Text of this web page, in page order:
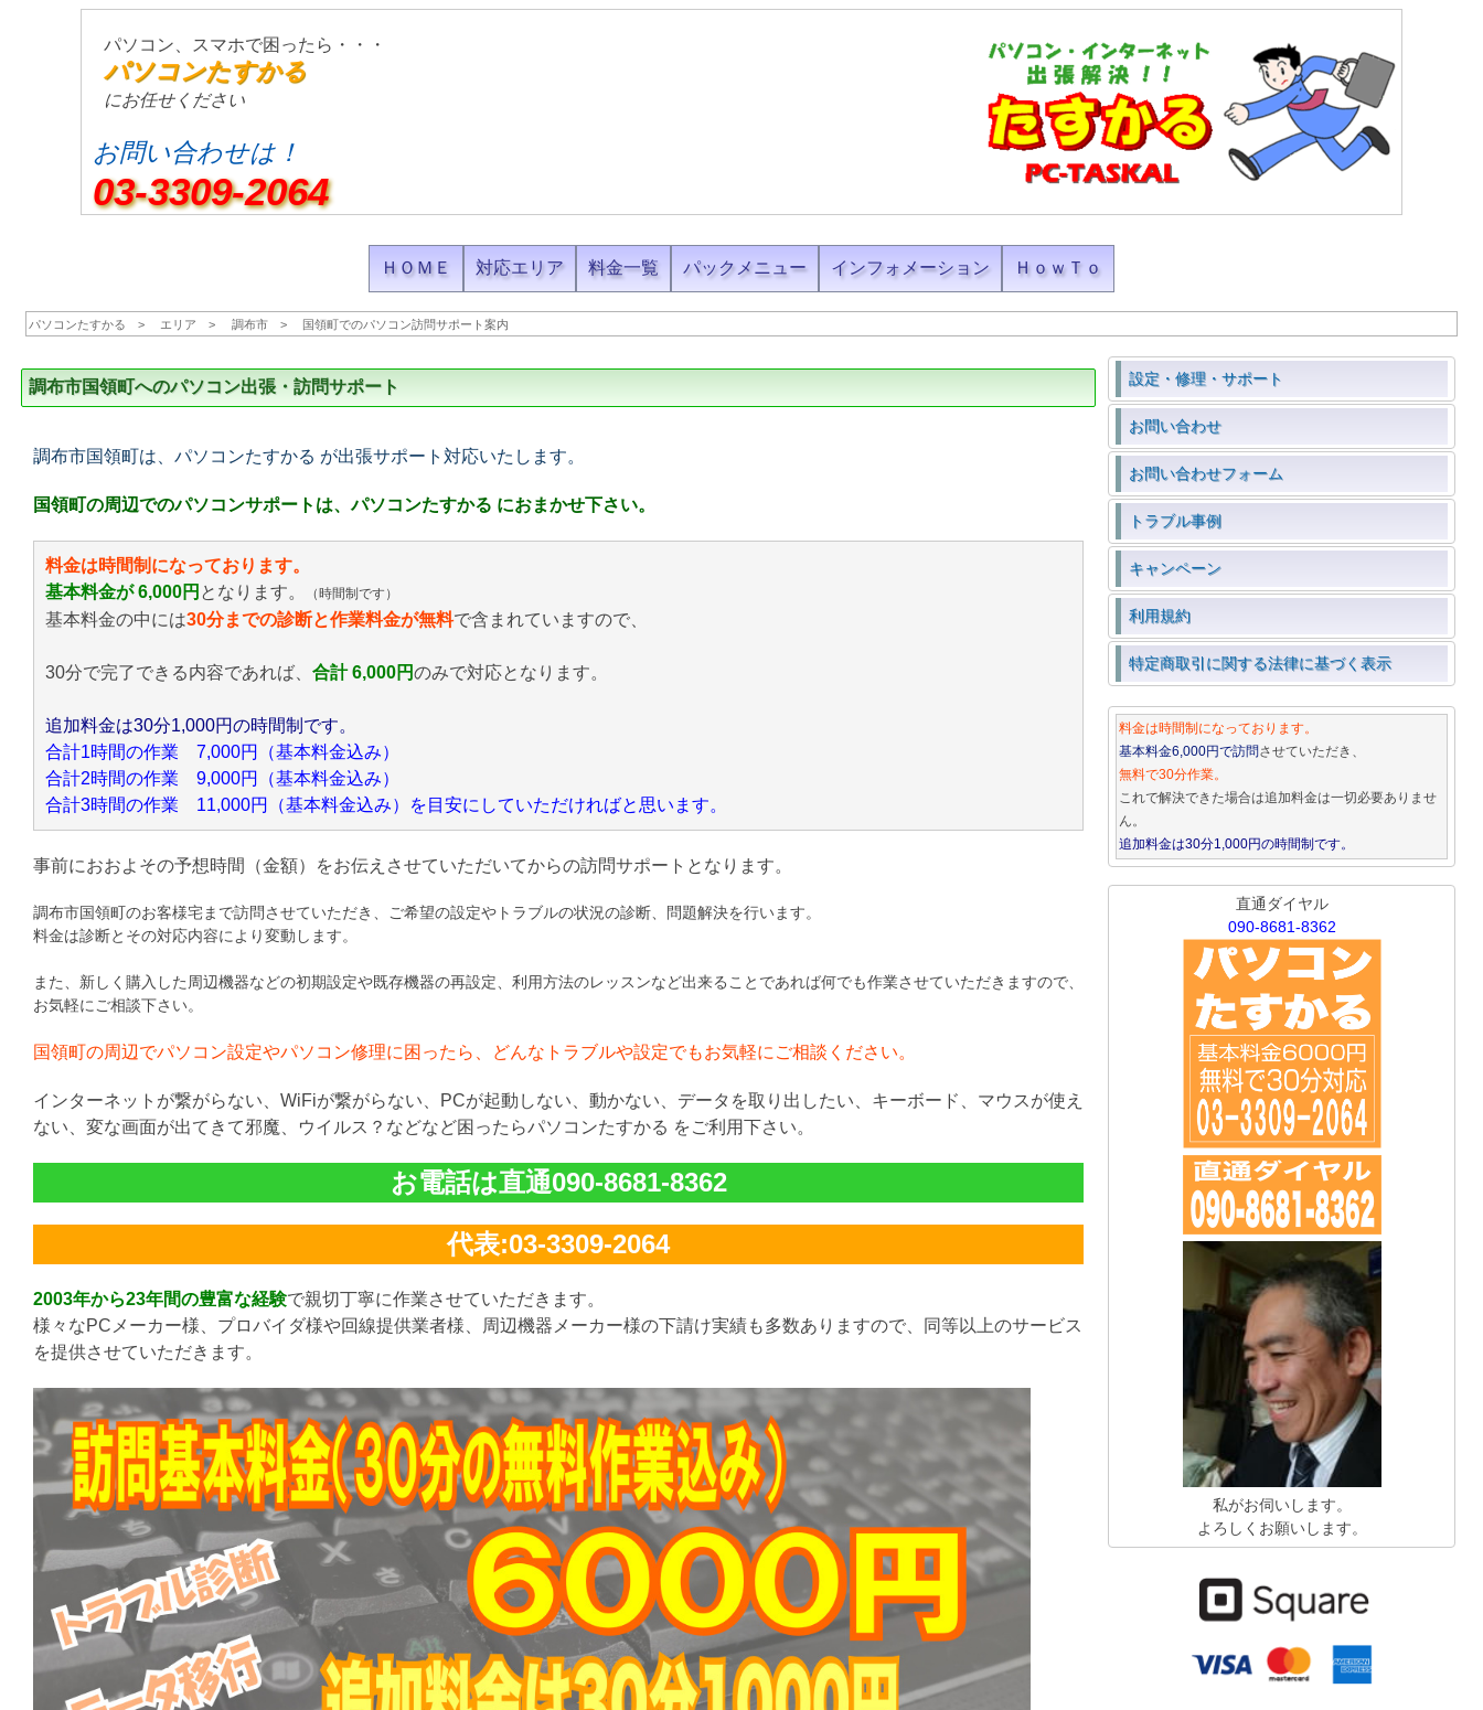
パソコン、スマホで困ったら・・・
パソコンたすかる
にお任せください
お問い合わせは！
03-3309-2064
ＨＯＭＥ 対応エリア 料金一覧 パックメニュー インフォメーション ＨｏｗＴｏ
パソコンたすかる エリア 調布市 国領町でのパソコン訪問サポート案内
調布市国領町へのパソコン出張・訪問サポート
調布市国領町は、パソコンたすかる が出張サポート対応いたします。
国領町の周辺でのパソコンサポートは、パソコンたすかる におまかせ下さい。
料金は時間制になっております。
基本料金が 6,000円 となります。 （時間制です）
基本料金の中には30分までの診断と作業料金が無料で含まれていますので、
30分で完了できる内容であれば、 合計 6,000円のみで対応となります。
追加料金は30分1,000円の時間制です。
合計1時間の作業 7,000円（基本料金込み）
合計2時間の作業 9,000円（基本料金込み）
合計3時間の作業 11,000円（基本料金込み）を目安にしていただければと思います。
事前におおよその予想時間（金額）をお伝えさせていただいてからの訪問サポートとなります。
調布市国領町のお客様宅まで訪問させていただき、ご希望の設定やトラブルの状況の診断、問題解決を行います。
料金は診断とその対応内容により変動します。
また、新しく購入した周辺機器などの初期設定や既存機器の再設定、利用方法のレッスンなど出来ることであれば何でも作業させていただきますので、
お気軽にご相談下さい。
国領町の周辺でパソコン設定やパソコン修理に困ったら、どんなトラブルや設定でもお気軽にご相談ください。
インターネットが繋がらない、WiFiが繋がらない、PCが起動しない、動かない、データを取り出したい、キーボード、マウスが使え
ない、変な画面が出てきて邪魔、ウイルス？などなど困ったらパソコンたすかる をご利用下さい。
お電話は直通090-8681-8362
代表:03-3309-2064
2003年から23年間の豊富な経験で親切丁寧に作業させていただきます。
様々なPCメーカー様、プロバイダ様や回線提供業者様、周辺機器メーカー様の下請け実績も多数ありますので、同等以上のサービス
を提供させていただきます。
設定・修理・サポート
お問い合わせ
お問い合わせフォーム
トラブル事例
キャンペーン
利用規約
特定商取引に関する法律に基づく表示
料金は時間制になっております。
基本料金6,000円で訪問させていただき、
無料で30分作業。
これで解決できた場合は追加料金は一切必要ありませ
ん。
追加料金は30分1,000円の時間制です。
直通ダイヤル
090-8681-8362
私がお伺いします。
よろしくお願いします。